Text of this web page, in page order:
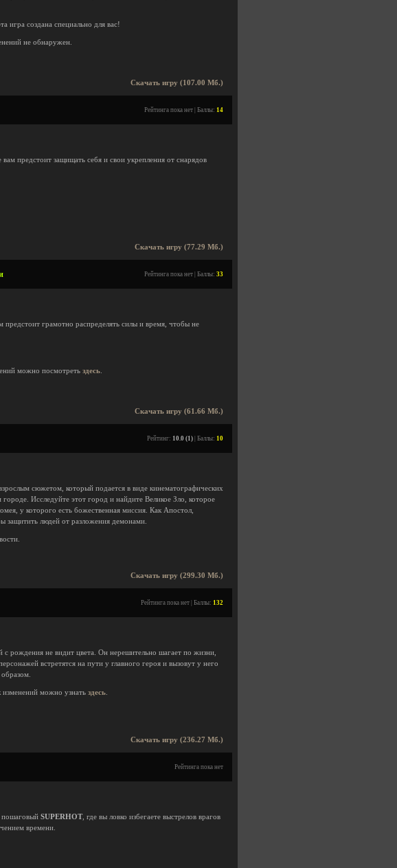
игра создана специально для вас!
не обнаружен.
Скачать игру (107.00 Мб.)
Рейтинга пока нет | Баллы: 14
вам предстоит защищать себя и свои укрепления от снарядов
Скачать игру (77.29 Мб.)
Рейтинга пока нет | Баллы: 33
предстоит грамотно распределять силы и время, чтобы не
можно посмотреть здесь
Скачать игру (61.66 Мб.)
Рейтинг: 10.0 (1) | Баллы: 10
сюжетом, который подается в виде кинематографических
Исследуйте этот город и найдите Великое Зло, которое
у которого есть божественная миссия. Как Апостол,
защитить людей от разложения демонами.
Скачать игру (299.30 Мб.)
Рейтинга пока нет | Баллы: 132
рождения не видит цвета. Он нерешительно шагает по жизни,
встретятся на пути у главного героя и вызовут у него
изменений можно узнать здесь
Скачать игру (236.27 Мб.)
Рейтинга пока нет
пошаговый SUPERHOT, где вы ловко избегаете выстрелов врагов
времени.